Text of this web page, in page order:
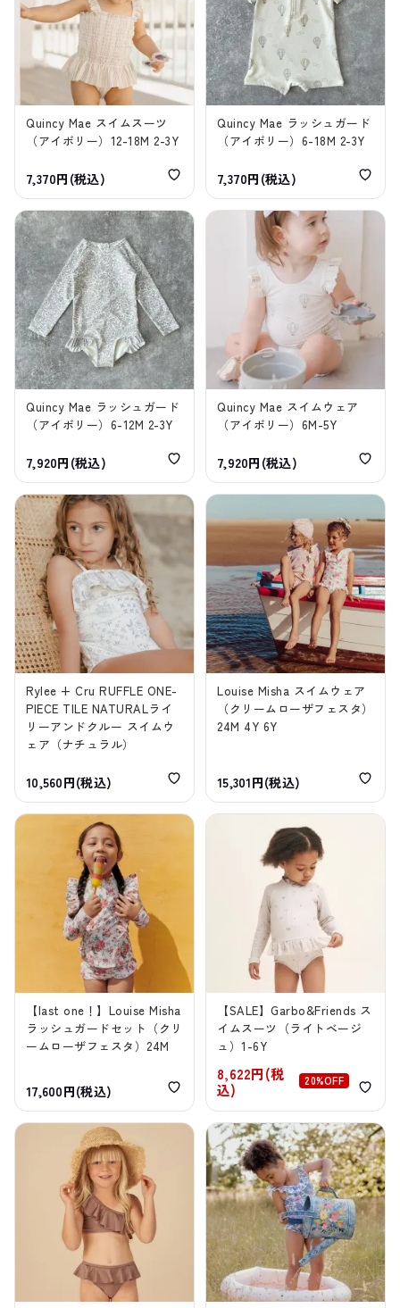
Quincy Mae スイムスーツ
（アイボリー）12-18M 2-3Y
7,370円(税込)
Quincy Mae ラッシュガード
（アイボリー）6-18M 2-3Y
7,370円(税込)
Quincy Mae ラッシュガード
（アイボリー）6-12M 2-3Y
7,920円(税込)
Quincy Mae スイムウェア
（アイボリー）6M-5Y
7,920円(税込)
Rylee + Cru RUFFLE ONE-
PIECE TILE NATURALライ
リーアンドクルー スイムウ
ェア（ナチュラル）
10,560円(税込)
Louise Misha スイムウェア
（クリームローザフェスタ）
24M 4Y 6Y
15,301円(税込)
【last one！】Louise Misha
ラッシュガードセット（クリ
ームローザフェスタ）24M
17,600円(税込)
【SALE】Garbo&Friends ス
イムスーツ（ライトベージ
ュ）1-6Y
8,622円(税
込)
20%OFF